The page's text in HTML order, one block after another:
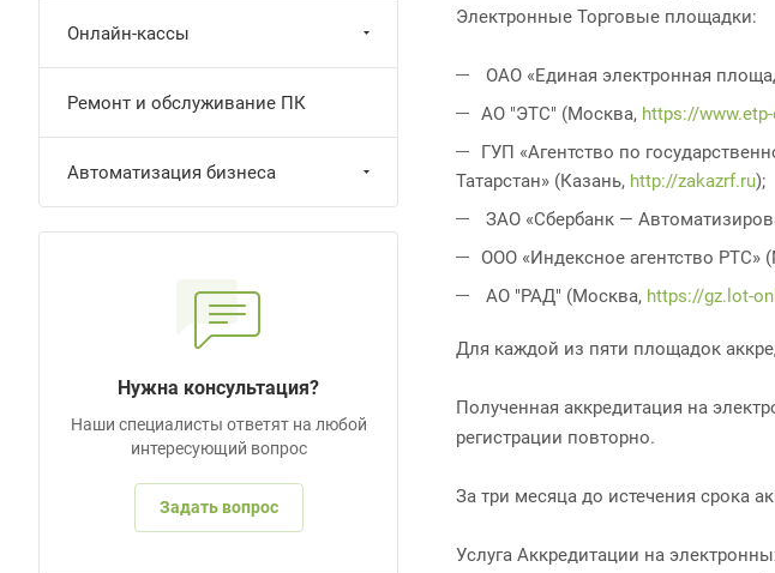
Электронные Торговые площадки:
ОАО «Единая электронная
АО "ЭТС" (Москва, https://
ГУП «Агентство по
Татарстан» (Казань, http://zakazrf.ru);
ЗАО «Сбербанк —
ООО «Индексное агентство РТС»
АО "РАД" (Москва, https://gz.lot-
Для каждой из пяти площадок
Полученная аккредитация на
регистрации повторно.
За три месяца до истечения срока
Услуга Аккредитации на
Онлайн-кассы
Ремонт и обслуживание ПК
Автоматизация бизнеса
Нужна консультация?
Наши специалисты ответят на любой
интересующий вопрос
Задать вопрос